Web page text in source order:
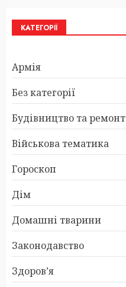
КАТЕГОРІЇ
Армія
Без категорії
Будівництво та ремонт
Військова тематика
Гороскоп
Дім
Домашні тварини
Законодавство
Здоров’я